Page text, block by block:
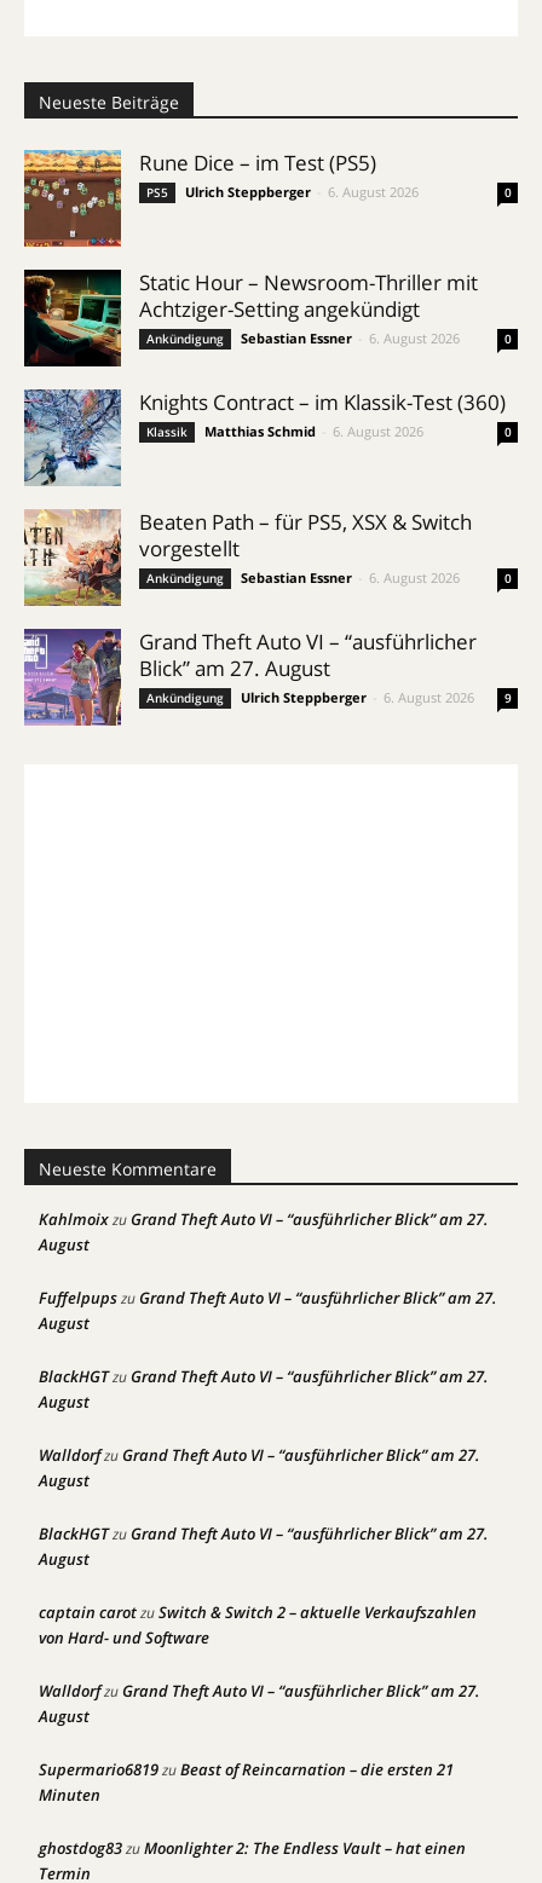
Neueste Beiträge
Rune Dice – im Test (PS5)
PS5 Ulrich Steppberger 6. August 2026 0
Static Hour – Newsroom-Thriller mit
Achtziger-Setting angekündigt
Ankündigung Sebastian Essner 6. August 2026 0
Knights Contract – im Klassik-Test (360)
Klassik Matthias Schmid 6. August 2026 0
Beaten Path – für PS5, XSX & Switch
vorgestellt
Ankündigung Sebastian Essner 6. August 2026 0
Grand Theft Auto VI – “ausführlicher
Blick” am 27. August
Ankündigung Ulrich Steppberger 6. August 2026 9
Neueste Kommentare
KahlmoixzuGrand Theft Auto VI – “ausführlicher Blick” am 27.
August
FuffelpupszuGrand Theft Auto VI – “ausführlicher Blick” am 27.
August
BlackHGTzuGrand Theft Auto VI – “ausführlicher Blick” am 27.
August
WalldorfzuGrand Theft Auto VI – “ausführlicher Blick” am 27.
August
BlackHGTzuGrand Theft Auto VI – “ausführlicher Blick” am 27.
August
captain carotzuSwitch & Switch 2 – aktuelle Verkaufszahlen
von Hard- und Software
WalldorfzuGrand Theft Auto VI – “ausführlicher Blick” am 27.
August
Supermario6819zuBeast of Reincarnation – die ersten 21
Minuten
ghostdog83zuMoonlighter 2: The Endless Vault – hat einen
Termin